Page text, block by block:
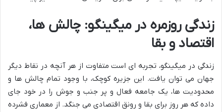
زندگی روزمره در میگینگو: چالش ها،
اقتصاد و بقا
زندگی در میگینگو، تجربه ای است متفاوت از هر آنچه در نقاط دیگر
جهان می توان یافت. این جزیره کوچک، با وجود تمام چالش ها و
محدودیت ها، یک جامعه فعال و پر جنب و جوش را در خود جای
داده که هر روز برای بقا و رونق اقتصادی می جنگد. از معماری فشرده